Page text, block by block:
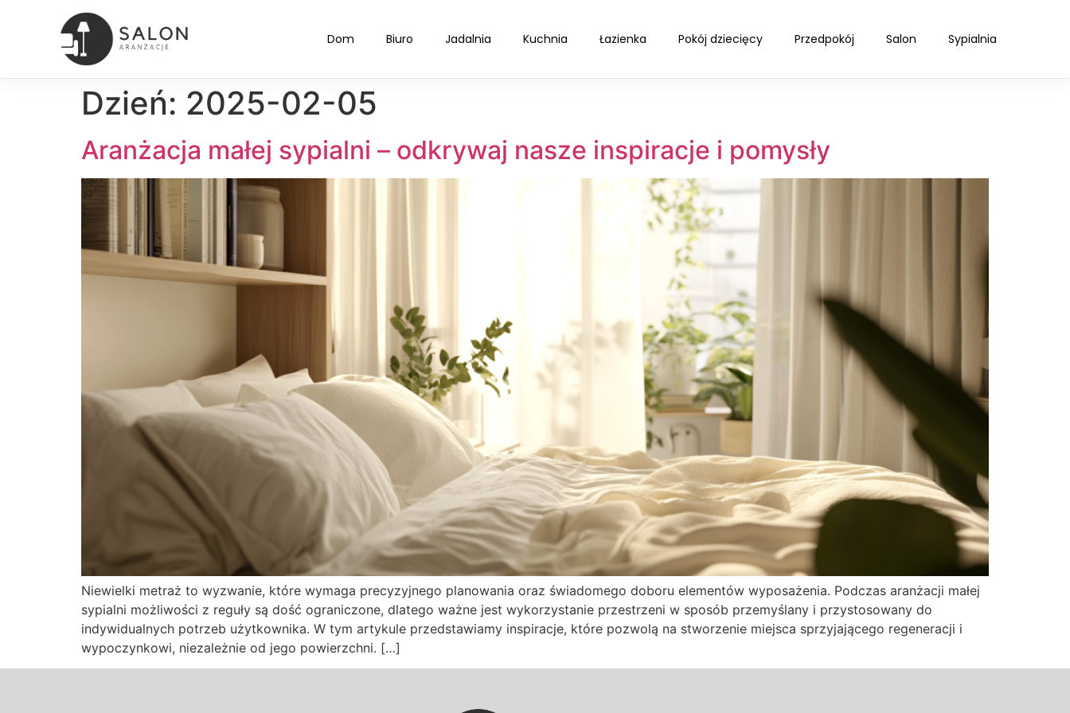
Dom Biuro Jadalnia Kuchnia Łazienka Pokój dziecięcy Przedpokój Salon Sypialnia
Dzień: 2025-02-05
Aranżacja małej sypialni – odkrywaj nasze inspiracje i pomysły
Niewielki metraż to wyzwanie, które wymaga precyzyjnego planowania oraz świadomego doboru elementów wyposażenia. Podczas aranżacji małej
sypialni możliwości z reguły są dość ograniczone, dlatego ważne jest wykorzystanie przestrzeni w sposób przemyślany i przystosowany do
indywidualnych potrzeb użytkownika. W tym artykule przedstawiamy inspiracje, które pozwolą na stworzenie miejsca sprzyjającego regeneracji i
wypoczynkowi, niezależnie od jego powierzchni. […]